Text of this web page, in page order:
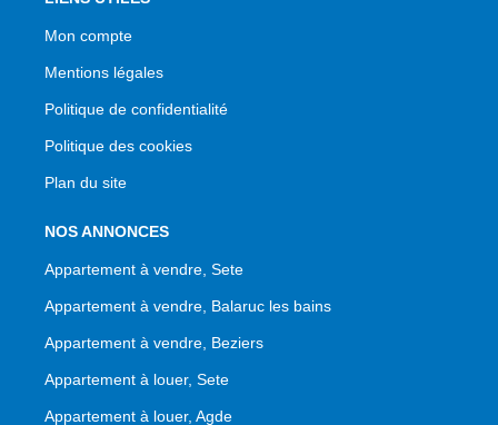
Mon compte
Mentions légales
Politique de confidentialité
Politique des cookies
Plan du site
NOS ANNONCES
Appartement à vendre, Sete
Appartement à vendre, Balaruc les bains
Appartement à vendre, Beziers
Appartement à louer, Sete
Appartement à louer, Agde